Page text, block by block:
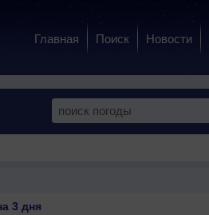
Главная Поиск Новости
3 дня